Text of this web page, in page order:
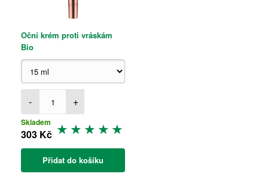
Oční krém proti vráskám
Bio
- +
Skladem
303 Kč
Přidat do košíku